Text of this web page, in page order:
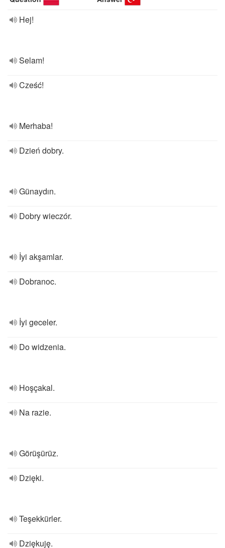
Hej!
Selam!
Cześć!
Merhaba!
Dzień dobry.
Günaydın.
Dobry wieczór.
İyi akşamlar.
Dobranoc.
İyi geceler.
Do widzenia.
Hoşçakal.
Na razie.
Görüşürüz.
Dzięki.
Teşekkürler.
Dziękuję.